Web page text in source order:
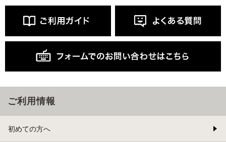
ご利用情報
初めての方へ